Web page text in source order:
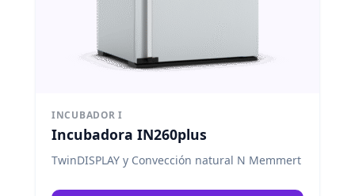
INCUBADOR I
Incubadora IN260plus
TwinDISPLAY y Convección natural N Memmert